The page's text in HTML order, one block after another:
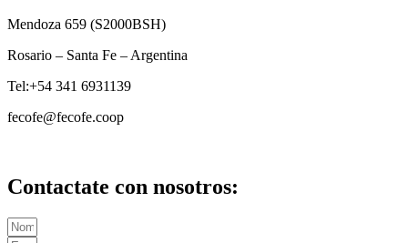
Mendoza 659 (S2000BSH)
Rosario – Santa Fe – Argentina
Tel:+54 341 6931139
fecofe@fecofe.coop
Contactate con nosotros: